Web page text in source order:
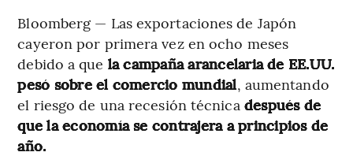
Bloomberg — Las exportaciones de Japón
cayeron por primera vez en ocho meses
debido a que la campaña arancelaria de EE.UU.
pesó sobre el comercio mundial, aumentando
el riesgo de una recesión técnica después de
que la economía se contrajera a principios de
año.